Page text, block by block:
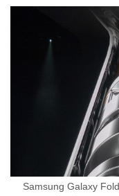
Samsung Galaxy